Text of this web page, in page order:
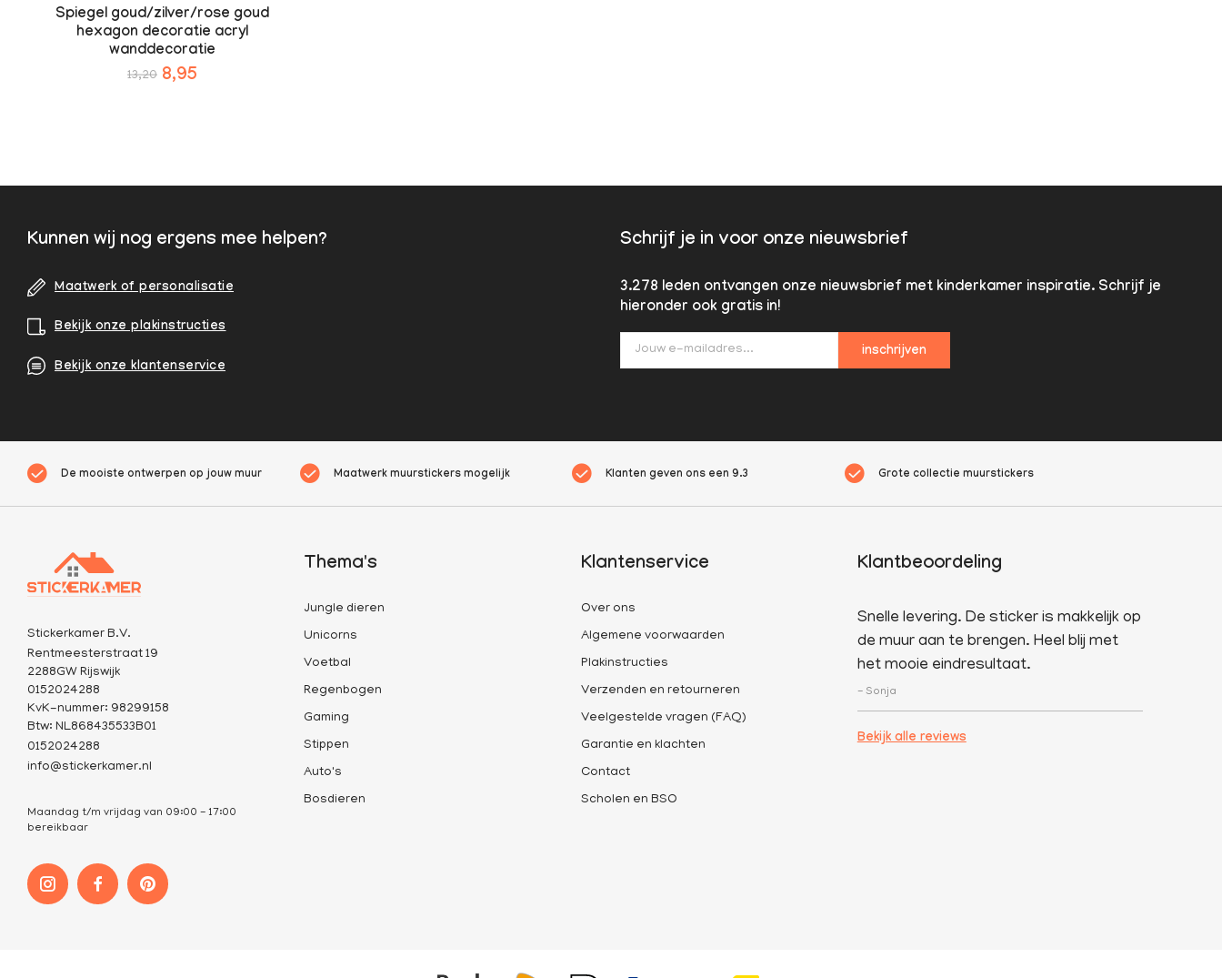
Spiegel goud/zilver/rose goud
hexagon decoratie acryl
wanddecoratie
13,20 8,95
Kunnen wij nog ergens mee helpen?
Maatwerk of personalisatie
Bekijk onze plakinstructies
Bekijk onze klantenservice
Schrijf je in voor onze nieuwsbrief
3.278 leden ontvangen onze nieuwsbrief met kinderkamer inspiratie. Schrijf je
hieronder ook gratis in!
inschrijven
De mooiste ontwerpen op jouw muur Maatwerk muurstickers mogelijk Klanten geven ons een9.3 Grote collectie muurstickers
Stickerkamer B.V.
Rentmeesterstraat 19
2288GW Rijswijk
0152024288
KvK-nummer: 98299158
Btw: NL868435533B01
0152024288
info@stickerkamer.nl
Maandag t/m vrijdag van 09:00 - 17:00
bereikbaar
Thema's
Jungle dieren
Unicorns
Voetbal
Regenbogen
Gaming
Stippen
Auto's
Bosdieren
Klantenservice
Over ons
Algemene voorwaarden
Plakinstructies
Verzenden en retourneren
Veelgestelde vragen (FAQ)
Garantie en klachten
Contact
Scholen en BSO
Klantbeoordeling
Snelle levering. De sticker is makkelijk op
de muur aan te brengen. Heel blij met
het mooie eindresultaat.
- Sonja
Bekijk alle reviews